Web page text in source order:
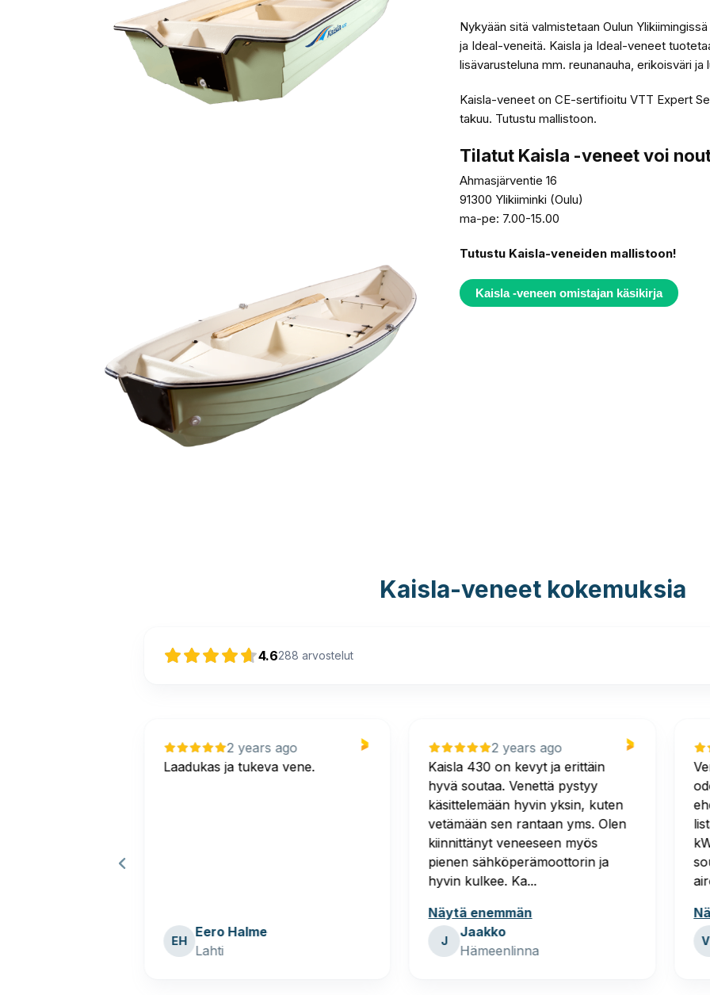
Nykyään sitä valmistetaan Oulun
ja Ideal-veneitä. Kaisla ja Ideal-veneet
lisävarusteluna mm. reunanauha, erikoisväri
Kaisla-veneet on CE-sertifioitu VTT Expert
takuu. Tutustu mallistoon.
Tilatut Kaisla -veneet voi
Ahmasjärventie 16
91300 Ylikiiminki (Oulu)
ma-pe: 7.00-15.00
Tutustu Kaisla-veneiden mallistoon!
Kaisla -veneen omistajan käsikirja
Kaisla-veneet kokemuksia
4.6288 arvostelut
2 years ago
Laadukas ja tukeva vene.
EH
Eero Halme
Lahti
2 years ago
Kaisla 430 on kevyt ja erittäin
hyvä soutaa. Venettä pystyy
käsittelemään hyvin yksin, kuten
vetämään sen rantaan yms. Olen
kiinnittänyt veneeseen myös
pienen sähköperämoottorin ja
hyvin kulkee. Ka...
Näytä enemmän
J
Jaakko
Hämeenlinna